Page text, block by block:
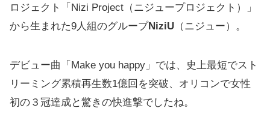
ロジェクト「Nizi Project（ニジュープロジェクト）」
から生まれた9人組のグループNiziU （ニジュー）。
デビュー曲「Make you happy」では、史上最短でスト
リーミング累積再生数1億回を突破、オリコンで女性
初の３冠達成と驚きの快進撃でしたね。